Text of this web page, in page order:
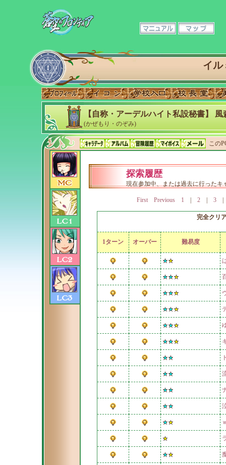
イル
【自称・アーデルハイト私設秘書】
(かぜもり・のぞみ)
この
探索履歴
現在参加中、または過去に行った
First Previous 1 2| 3
完全クリ
1ターン オーバー 難易度